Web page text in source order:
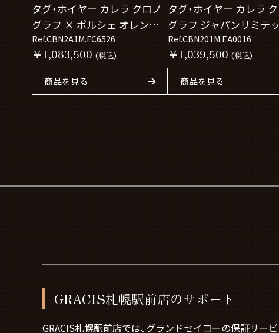
タグ・ホイヤー カレラ クロノ
グラフ × ポルシェ オレンジ
レーシング CBN2A1M.FC6526
Ref.CBN2A1M.FC6526
￥1,083,500 (税込)
商品を見る
タグ・ホイヤー カレラ
グラフ ジャパンリミテ
ディション
Ref.CBN201M.EA0016
￥1,039,500 (税込)
商品を見る
GRACIS札幌駅前店のサポート
GRACIS札幌駅前店では、グランドセイコーの保証サー